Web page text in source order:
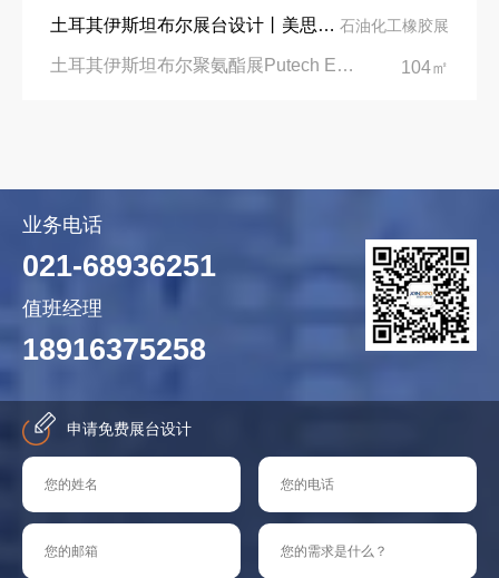
土耳其伊斯坦布尔展台设计丨美思德创新产品，打造聚氨酯行业标杆 石油化工橡胶展
土耳其伊斯坦布尔聚氨酯展Putech Eurasia|土耳其国际会展中心 104㎡
业务电话
021-68936251
值班经理
18916375258
申请免费展台设计